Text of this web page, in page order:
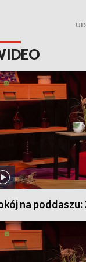
na poddaszu: